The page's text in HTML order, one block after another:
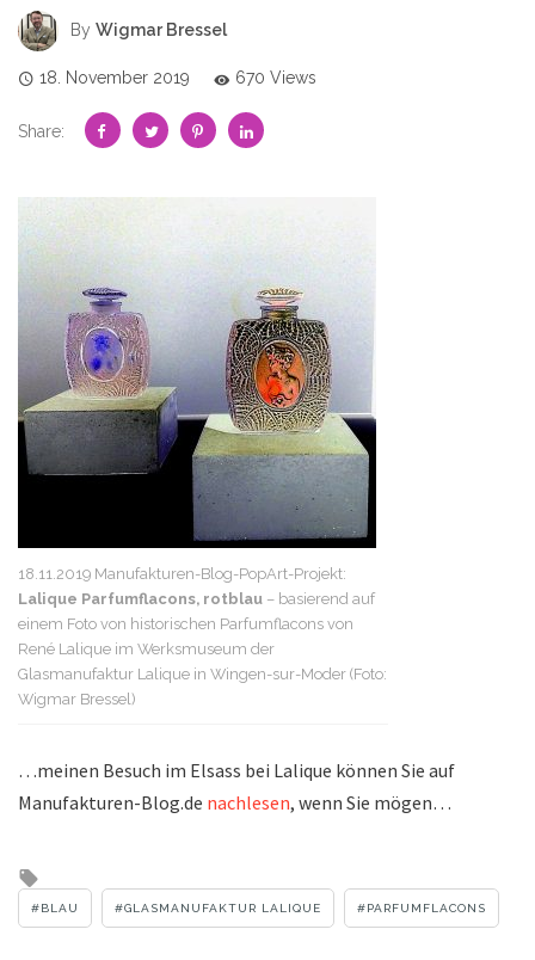
By Wigmar Bressel
18. November 2019 670 Views
Share:
18.11.2019 Manufakturen-Blog-PopArt-Projekt:
Lalique Parfumflacons, rotblau – basierend auf
einem Foto von historischen Parfumflacons von
René Lalique im Werksmuseum der
Glasmanufaktur Lalique in Wingen-sur-Moder (Foto:
Wigmar Bressel)
…meinen Besuch im Elsass bei Lalique können Sie auf
Manufakturen-Blog.de nachlesen, wenn Sie mögen…
with
BLAU GLASMANUFAKTUR LALIQUE PARFUMFLACONS